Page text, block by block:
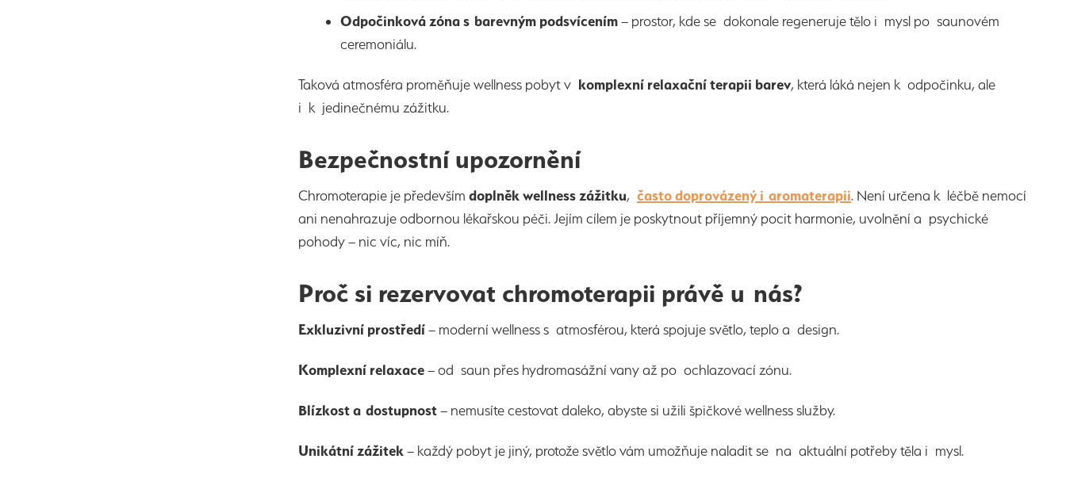
Odpočinková zóna s barevným podsvícením– prostor, kde se dokonale regeneruje tělo i mysl po saunovém
ceremoniálu.
Taková atmosféra proměňuje wellness pobyt v komplexní relaxační terapii barev, která láká nejen k odpočinku, ale
i k jedinečnému zážitku.
Bezpečnostní upozornění
Chromoterapie je především doplněk wellness zážitku, často doprovázený i aromaterapii. Není určena k léčbě nemocí
ani nenahrazuje odbornou lékařskou péči. Jejím cílem je poskytnout příjemný pocit harmonie, uvolnění a psychické
pohody – nic víc, nic míň.
Proč si rezervovat chromoterapii právě u nás?
Exkluzivní prostředí– moderní wellness s atmosférou, která spojuje světlo, teplo a design.
Komplexní relaxace– od saun přes hydromasážní vany až po ochlazovací zónu.
Blízkost a dostupnost– nemusíte cestovat daleko, abyste si užili špičkové wellness služby.
Unikátní zážitek – každý pobyt je jiný, protože světlo vám umožňuje naladit se na aktuální potřeby těla i mysl.